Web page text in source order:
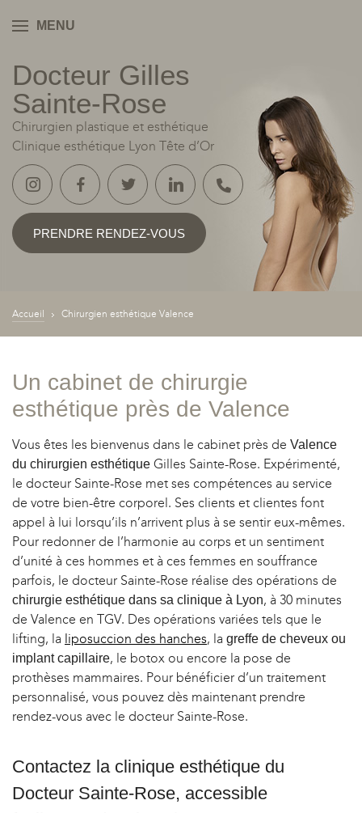
MENU
Docteur Gilles
Sainte‑Rose
Chirurgien plastique et esthétique
Clinique esthétique Lyon Tête d’Or
PRENDRE RENDEZ-VOUS
Accueil Chirurgien esthétique Valence
Un cabinet de chirurgie
esthétique près de Valence
Vous êtes les bienvenus dans le cabinet près de Valence
du chirurgien esthétique Gilles Sainte-Rose. Expérimenté,
le docteur Sainte-Rose met ses compétences au service
de votre bien-être corporel. Ses clients et clientes font
appel à lui lorsqu’ils n’arrivent plus à se sentir eux-mêmes.
Pour redonner de l’harmonie au corps et un sentiment
d’unité à ces hommes et à ces femmes en souffrance
parfois, le docteur Sainte-Rose réalise des opérations de
chirurgie esthétique dans sa clinique à Lyon, à 30 minutes
de Valence en TGV. Des opérations variées tels que le
lifting, la liposuccion des hanches, la greffe de cheveux ou
implant capillaire, le botox ou encore la pose de
prothèses mammaires. Pour bénéficier d’un traitement
personnalisé, vous pouvez dès maintenant prendre
rendez-vous avec le docteur Sainte-Rose.
Contactez la clinique esthétique du
Docteur Sainte-Rose, accessible